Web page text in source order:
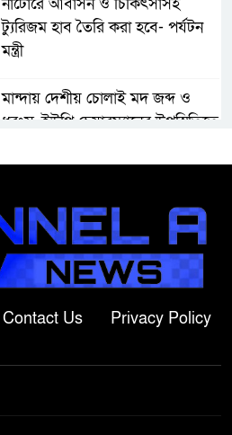
ট্যুরিজম হাব তৈরি করা হবে- পর্যটন
মন্ত্রী
মান্দায় দেশীয় চোলাই মদ জব্দ ও
ধ্বংস, ইউপি চেয়ারম্যানের উপস্থিতিতে
পরিবারের দাবি ‘হ//ত্যা’
শেরপুরের সীমান্তে বিজিবির অভিযানে
Contact Us Privacy Policy